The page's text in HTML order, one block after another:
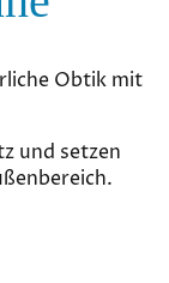
Obtik mit
und setzen